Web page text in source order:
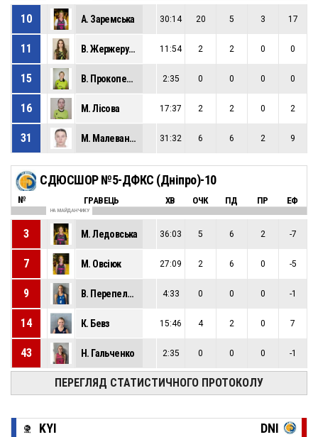
10 А. Заремська 30:14 20 5 3 17
11 В. Жержерунова 11:54 2 2 0 0
15 В. Прокопенко 2:35 0 0 0 0
16 М. Лісова 17:37 2 2 0 2
31 М. Малеванець 31:32 6 6 2 9
СДЮСШОР №5-ДФКС (Дніпро)-10
№ ГРАВЕЦЬ ХВ ОЧК ПД ПР ЕФ
НА МАЙДАНЧИКУ
3 М. Ледовська 36:03 5 6 2 -7
7 М. Овсіюк 27:09 2 6 0 -5
9 В. Перепелиця 4:33 0 0 0 -1
14 К. Бевз 15:46 4 2 0 7
43 Н. Гальченко 2:35 0 0 0 -1
ПЕРЕГЛЯД СТАТИСТИЧНОГО ПРОТОКОЛУ
KYI DNI